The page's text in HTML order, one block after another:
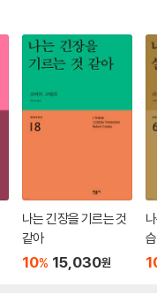
나는 긴장을 기르는 것
같아
10% 15,030원
집